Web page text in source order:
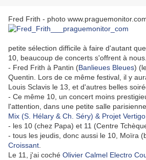
Fred Frith - photo
petite sélection difficile à faire d'autant
10, beaucoup de concerts s'offrent à
- Fred Frith à Pantin (Banlieues Bleues)
Quentin. Lors de ce même festival, il y
Louis Sclavis le 13, et d'autres belles
- Ce même 10, un concert moins
l'attention, dans une petite salle
Mix (S. Hélary & Ch. Séry) & Projet Vertigo
- les 10 (chez Papa) et 11 (Centre
- tous les jeudis, donc aussi le 10, Moïra
Croissant
Le 11, j'ai coché Olivier Calmel Electro